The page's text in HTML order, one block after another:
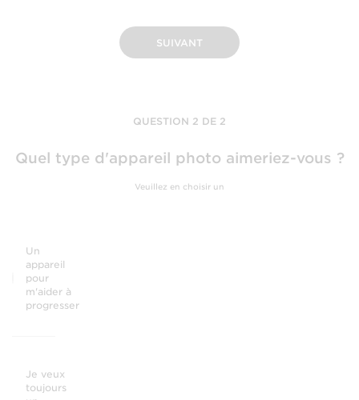
SUIVANT
QUESTION 2 DE 2
Quel type d'appareil photo aimeriez-vous ?
Veuillez en choisir un
Un
appareil
pour
m'aider à
progresser
Je veux
toujours